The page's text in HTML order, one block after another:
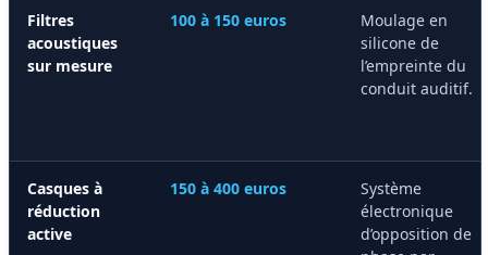
Filtres
acoustiques
sur mesure
100 à 150 euros
Moulage en
silicone de
l’empreinte du
conduit auditif.
Casques à
réduction
active
150 à 400 euros
Système
électronique
d’opposition de